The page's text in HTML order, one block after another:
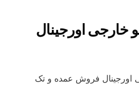
خارجی اورجینال
اورجینال فروش عمده و تک